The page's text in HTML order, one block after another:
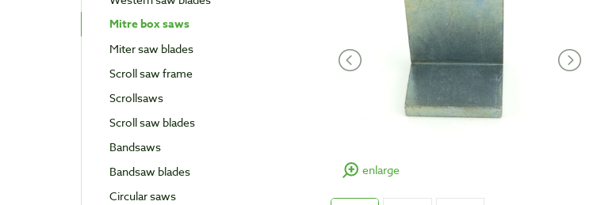
Mitre box saws
Miter saw blades
Scroll saw frame
Scrollsaws
Scroll saw blades
Bandsaws
Bandsaw blades
Circular saws
enlarge